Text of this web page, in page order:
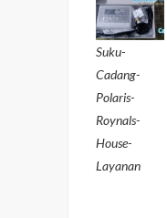
Suku-
Cadang-
Polaris-
Roynals-
House-
Layanan